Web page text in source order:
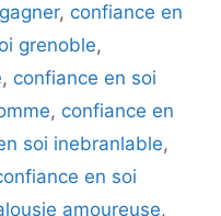
, confiance en
grenoble,
, confiance en soi
, confiance en
soi inebranlable,
en soi
amoureuse,